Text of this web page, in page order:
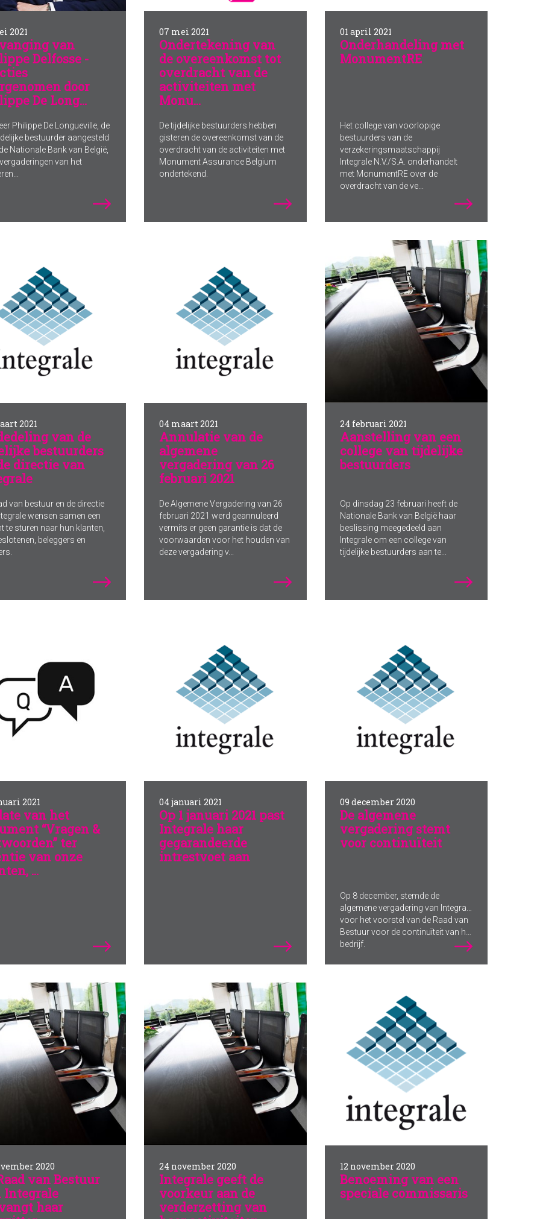
2021
van
Delfosse -
door
De Long...
Philippe De Longueville, de
bestuurder aangesteld
Nationale Bank van België,
van het
07 mei 2021
Ondertekening van
de overeenkomst tot
overdracht van de
activiteiten met
Monu...
De tijdelijke bestuurders hebben
gisteren de overeenkomst van de
overdracht van de activiteiten met
Monument Assurance Belgium
ondertekend.
01 april 2021
Onderhandeling met
MonumentRE
Het college van voorlopige
bestuurders van de
verzekeringsmaatschappij
Integrale N.V./S.A. onderhandelt
met MonumentRE over de
overdracht van de ve...
2021
van de
bestuurders
directie van
van bestuur en de directie
wensen samen een
te sturen naar hun klanten,
beleggers en
04 maart 2021
Annulatie van de
algemene
vergadering van 26
februari 2021
De Algemene Vergadering van 26
februari 2021 werd geannuleerd
vermits er geen garantie is dat de
voorwaarden voor het houden van
deze vergadering v...
24 februari 2021
Aanstelling van een
college van tijdelijke
bestuurders
Op dinsdag 23 februari heeft de
Nationale Bank van België haar
beslissing meegedeeld aan
Integrale om een college van
tijdelijke bestuurders aan te...
2021
van het
“Vragen &
ter
van onze
...
04 januari 2021
Op 1 januari 2021 past
Integrale haar
gegarandeerde
intrestvoet aan
09 december 2020
De algemene
vergadering stemt
voor continuïteit
Op 8 december, stemde de
algemene vergadering van Integrale
voor het voorstel van de Raad van
Bestuur voor de continuïteit van het
bedrijf.
2020
van Bestuur
Integrale
haar
24 november 2020
Integrale geeft de
voorkeur aan de
verderzetting van
12 november 2020
Benoeming van een
speciale commissaris